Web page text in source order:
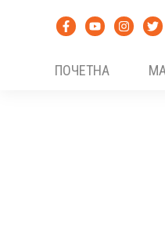
ПОЧЕТНА